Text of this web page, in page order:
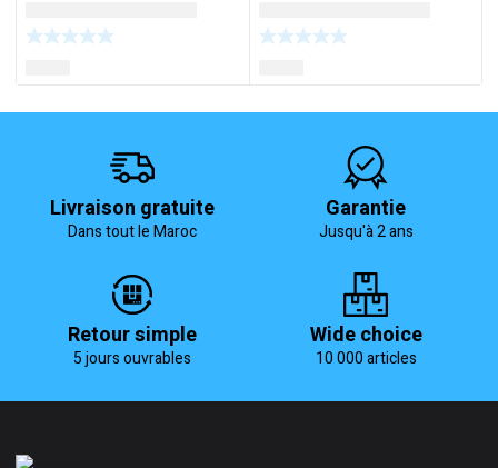
Livraison gratuite
Dans tout le Maroc
Garantie
Jusqu'à 2 ans
Retour simple
5 jours ouvrables
Wide choice
10 000 articles